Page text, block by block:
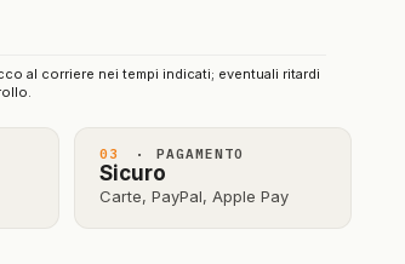
al corriere nei tempi indicati; eventuali ritardi
03 · PAGAMENTO
Sicuro
Carte, PayPal, Apple Pay